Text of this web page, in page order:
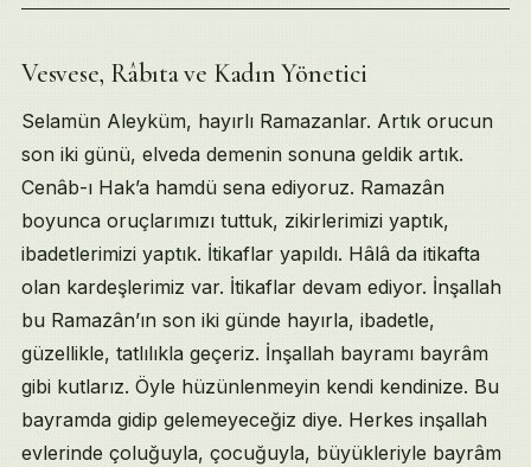
Table of Contents
Vesvese, Râbıta ve Kadın Yönetici
Abdullah Baba ve 70.000 Tevhîd
Zekâtın Kamu Sorumluluğu
İstanbul Sözleşmesi ve Silsile Edebi
Sigara İctịhâdı ve Meslek Odaları
Siyâset Eleştirisi ve Aile Anlaşmazlığı
Hazret-i İbrâhîm ve İtikâfın Fıkhi
Evlilik Yaşı ve Âkıl-Bâliğ Ölçütü
Öze Dönüş ve Velî Düşmanlığı
Pandémi, Ticaret ve Siyâsî Parti
Şeyh Eyşâsı, Kalbî Akıl ve Taşlanma
Mahrem Fıkıh ve Kapanış Selâmı
Kaynakça ve Referanslar
Vesvese, Râbıta ve Kadın Yönetici
Selamün Aleyküm, hayırlı Ramazanlar. Artık orucun
son iki günü, elveda demenin sonuna geldik artık.
Cenâb-ı Hak’a hamdü sena ediyoruz. Ramazân
boyunca oruçlarımızı tuttuk, zikirlerimizi yaptık,
ibadetlerimizi yaptık. İtikaflar yapıldı. Hâlâ da itikafta
olan kardeşlerimiz var. İtikaflar devam ediyor. İnşallah
bu Ramazân’ın son iki günde hayırla, ibadetle,
güzellikle, tatlılıkla geçeriz. İnşallah bayramı bayrâm
gibi kutlarız. Öyle hüzünlenmeyin kendi kendinize. Bu
bayramda gidip gelemeyeceğiz diye. Herkes inşallah
evlerinde çoluğuyla, çocuğuyla, büyükleriyle bayrâm